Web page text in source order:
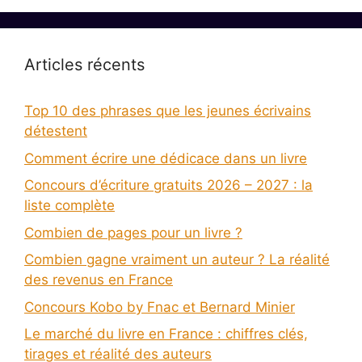
Articles récents
Top 10 des phrases que les jeunes écrivains
détestent
Comment écrire une dédicace dans un livre
Concours d’écriture gratuits 2026 – 2027 : la
liste complète
Combien de pages pour un livre ?
Combien gagne vraiment un auteur ? La réalité
des revenus en France
Concours Kobo by Fnac et Bernard Minier
Le marché du livre en France : chiffres clés,
tirages et réalité des auteurs